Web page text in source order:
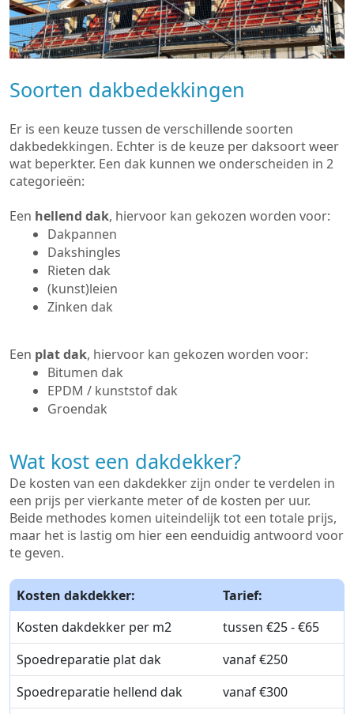
Soorten dakbedekkingen
Er is een keuze tussen de verschillende soorten
dakbedekkingen. Echter is de keuze per daksoort weer
wat beperkter. Een dak kunnen we onderscheiden in 2
categorieën:
Een hellend dak, hiervoor kan gekozen worden voor:
Dakpannen
Dakshingles
Rieten dak
(kunst)leien
Zinken dak
Een plat dak, hiervoor kan gekozen worden voor:
Bitumen dak
EPDM / kunststof dak
Groendak
Wat kost een dakdekker?
De kosten van een dakdekker zijn onder te verdelen in
een prijs per vierkante meter of de kosten per uur.
Beide methodes komen uiteindelijk tot een totale prijs,
maar het is lastig om hier een eenduidig antwoord voor
te geven.
Kosten dakdekker:
Tarief:
Kosten dakdekker per m2
tussen €25 - €65
Spoedreparatie plat dak
vanaf €250
Spoedreparatie hellend dak
vanaf €300